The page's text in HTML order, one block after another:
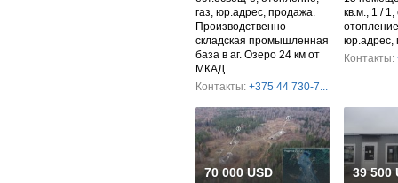
газ, юр.адрес, продажа.
Производственно -
складская промышленная
база в аг. Озеро 24 км от
МКАД
Контакты: +375 44 730-7...
кв.м., 1 /
юр.адрес,
Контакты:
70 000 USD 39 500